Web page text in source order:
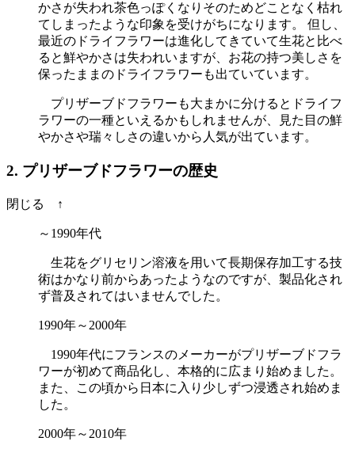
かさが失われ茶色っぽくなりそのためどことなく枯れ
てしまったような印象を受けがちになります。 但し、
最近のドライフラワーは進化してきていて生花と比べ
ると鮮やかさは失われいますが、お花の持つ美しさを
保ったままのドライフラワーも出ていています。
プリザーブドフラワーも大まかに分けるとドライフ
ラワーの一種といえるかもしれませんが、見た目の鮮
やかさや瑞々しさの違いから人気が出ています。
2. プリザーブドフラワーの歴史
閉じる ↑
～1990年代
生花をグリセリン溶液を用いて長期保存加工する技
術はかなり前からあったようなのですが、製品化され
ず普及されてはいませんでした。
1990年～2000年
1990年代にフランスのメーカーがプリザーブドフラ
ワーが初めて商品化し、本格的に広まり始めました。
また、この頃から日本に入り少しずつ浸透され始めま
した。
2000年～2010年